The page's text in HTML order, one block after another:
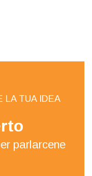
LA TUA IDEA
parlarcene